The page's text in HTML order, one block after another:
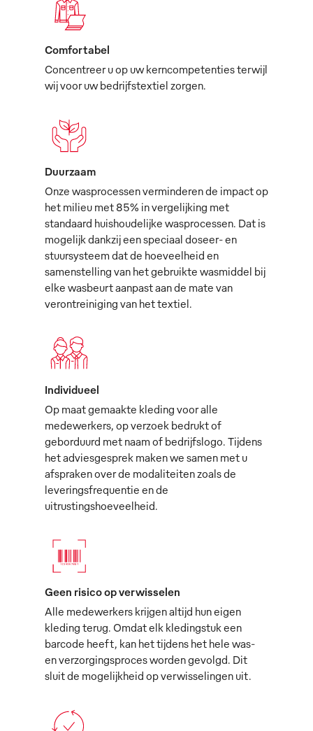
Comfortabel
Concentreer u op uw kerncompetenties terwijl
wij voor uw bedrijfstextiel zorgen.
Duurzaam
Onze wasprocessen verminderen de impact op
het milieu met 85% in vergelijking met
standaard huishoudelijke wasprocessen. Dat is
mogelijk dankzij een speciaal doseer- en
stuursysteem dat de hoeveelheid en
samenstelling van het gebruikte wasmiddel bij
elke wasbeurt aanpast aan de mate van
verontreiniging van het textiel.
Individueel
Op maat gemaakte kleding voor alle
medewerkers, op verzoek bedrukt of
geborduurd met naam of bedrijfslogo. Tijdens
het adviesgesprek maken we samen met u
afspraken over de modaliteiten zoals de
leveringsfrequentie en de
uitrustingshoeveelheid.
Geen risico op verwisselen
Alle medewerkers krijgen altijd hun eigen
kleding terug. Omdat elk kledingstuk een
barcode heeft, kan het tijdens het hele was-
en verzorgingsproces worden gevolgd. Dit
sluit de mogelijkheid op verwisselingen uit.